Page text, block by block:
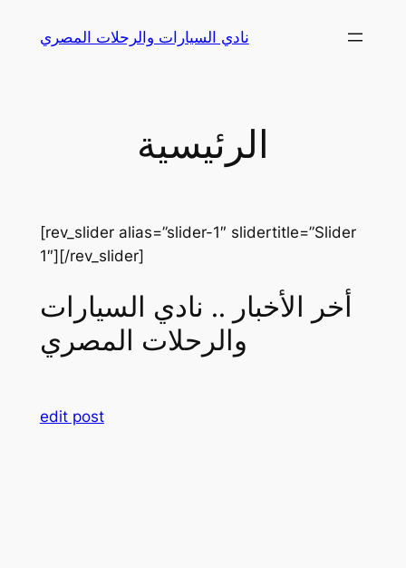
نادي السيارات والرحلات المصري
الرئيسية
[rev_slider alias=”slider-1″ slidertitle=”Slider
1″][/rev_slider]
أخر الأخبار .. نادي السيارات
والرحلات المصري
edit post